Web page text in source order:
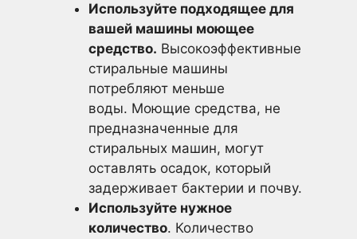
Используйте подходящее для
вашей машины моющее
средство. Высокоэффективные
стиральные машины
потребляют меньше
воды. Моющие средства, не
предназначенные для
стиральных машин, могут
оставлять осадок, который
задерживает бактерии и почву.
Используйте нужное
количество. Количество